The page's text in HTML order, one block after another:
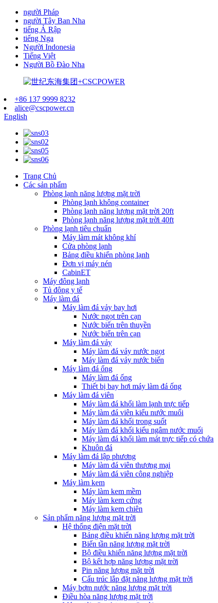
người Pháp
người Tây Ban Nha
tiếng Ả Rập
tiếng Nga
Người Indonesia
Tiếng Việt
Người Bồ Đào Nha
+86 137 9999 8232
alice@cscpower.cn
English
Trang Chủ
Các sản phẩm
Phòng lạnh năng lượng mặt trời
Phòng lạnh không container
Phòng lạnh năng lượng mặt trời 20ft
Phòng lạnh năng lượng mặt trời 40ft
Phòng lạnh tiêu chuẩn
Máy làm mát không khí
Cửa phòng lạnh
Bảng điều khiển phòng lạnh
Đơn vị máy nén
CabinET
Máy đông lạnh
Tủ đông y tế
Máy làm đá
Máy làm đá vảy bay hơi
Nước ngọt trên cạn
Nước biển trên thuyền
Nước biển trên cạn
Máy làm đá vảy
Máy làm đá vảy nước ngọt
Máy làm đá vảy nước biển
Máy làm đá ống
Máy làm đá ống
Thiết bị bay hơi máy làm đá ống
Máy làm đá viên
Máy làm đá khối làm lạnh trực tiếp
Máy làm đá viên kiểu nước muối
Máy làm đá khối trong suốt
Máy làm đá khối kiểu ngâm nước muối
Máy làm đá khối làm mát trực tiếp có chứa
Khuôn đá
Máy làm đá lập phương
Máy làm đá viên thương mại
Máy làm đá viên công nghiệp
Máy làm kem
Máy làm kem mềm
Máy làm kem cứng
Máy làm kem chiên
Sản phẩm năng lượng mặt trời
Hệ thống điện mặt trời
Bảng điều khiển năng lượng mặt trời
Biến tần năng lượng mặt trời
Bộ điều khiển năng lượng mặt trời
Bộ kết hợp năng lượng mặt trời
Pin năng lượng mặt trời
Cấu trúc lắp đặt năng lượng mặt trời
Máy bơm nước năng lượng mặt trời
Điều hòa năng lượng mặt trời